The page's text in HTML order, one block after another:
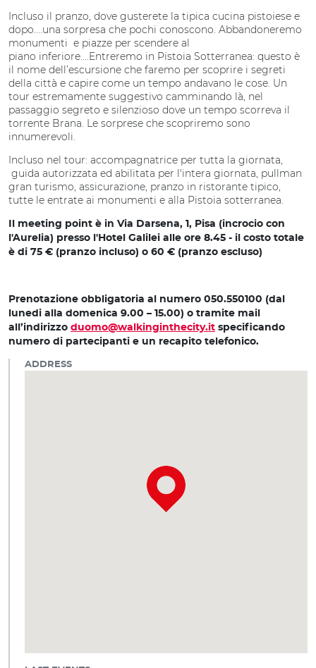
Incluso il pranzo, dove gusterete la tipica cucina pistoiese e
dopo....una sorpresa che pochi conoscono. Abbandoneremo
monumenti e piazze per scendere al
piano inferiore....Entreremo in Pistoia Sotterranea: questo è
il nome dell’escursione che faremo per scoprire i segreti
della città e capire come un tempo andavano le cose. Un
tour estremamente suggestivo camminando là, nel
passaggio segreto e silenzioso dove un tempo scorreva il
torrente Brana. Le sorprese che scopriremo sono
innumerevoli.
Incluso nel tour: accompagnatrice per tutta la giornata,
guida autorizzata ed abilitata per l'intera giornata, pullman
gran turismo, assicurazione, pranzo in ristorante tipico,
tutte le entrate ai monumenti e alla Pistoia sotterranea.
Il meeting point è in Via Darsena, 1, Pisa (incrocio con
l'Aurelia) presso l'Hotel Galilei alle ore 8.45 - il costo totale
è di 75 € (pranzo incluso) o 60 € (pranzo escluso)
Prenotazione obbligatoria al numero 050.550100 (dal
lunedi alla domenica 9.00 – 15.00) o tramite mail
all’indirizzo duomo@walkinginthecity.it specificando
numero di partecipanti e un recapito telefonico.
ADDRESS